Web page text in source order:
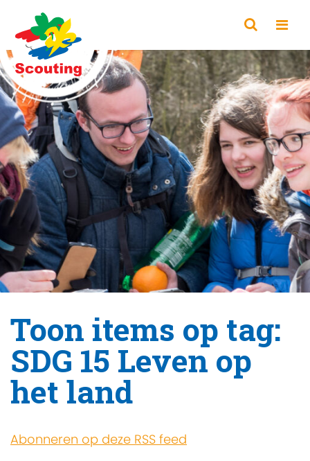
Toon items op tag:
SDG 15 Leven op
het land
Abonneren op deze RSS feed